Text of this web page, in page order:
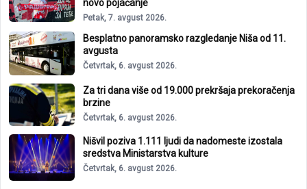
novo pojačanje
Petak, 7. avgust 2026.
Besplatno panoramsko razgledanje Niša od 11.
avgusta
Četvrtak, 6. avgust 2026.
Za tri dana više od 19.000 prekršaja prekoračenja
brzine
Četvrtak, 6. avgust 2026.
Nišvil poziva 1.111 ljudi da nadomeste izostala
sredstva Ministarstva kulture
Četvrtak, 6. avgust 2026.